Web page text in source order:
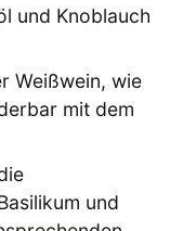
und Knoblauch
Weißwein, wie
mit dem
und